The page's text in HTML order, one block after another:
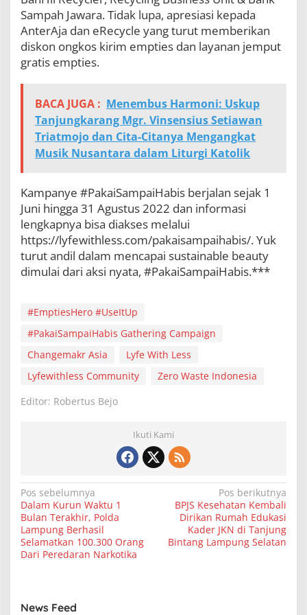
Sampah Jawara. Tidak lupa, apresiasi kepada
AnterAja dan eRecycle yang turut memberikan
diskon ongkos kirim empties dan layanan jemput
gratis empties.
BACA JUGA : Menembus Harmoni: Uskup
Tanjungkarang Mgr. Vinsensius Setiawan
Triatmojo dan Cita-Citanya Mengangkat
Musik Nusantara dalam Liturgi Katolik
Kampanye #PakaiSampaiHabis berjalan sejak 1
Juni hingga 31 Agustus 2022 dan informasi
lengkapnya bisa diakses melalui
https://lyfewithless.com/pakaisampaihabis/. Yuk
turut andil dalam mencapai sustainable beauty
dimulai dari aksi nyata, #PakaiSampaiHabis.***
#EmptiesHero #UseItUp
#PakaiSampaiHabis Gathering Campaign
Changemakr Asia
Lyfe With Less
Lyfewithless Community
Zero Waste Indonesia
Editor: Robertus Bejo
Ikuti Kami
N
a
v
i
Pos sebelumnya
Dalam Kurun Waktu 1
Bulan Terakhir, Polda
Lampung Berhasil
Selamatkan 100.300 Orang
Dari Peredaran Narkotika
Pos berikutnya
BPJS Kesehatan Kembali
Dirikan Rumah Edukasi
Kader JKN di Tanjung
Bintang Lampung Selatan
News Feed